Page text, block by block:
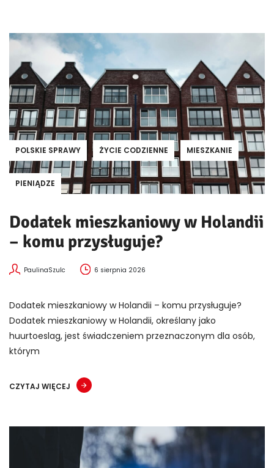
POLSKIE SPRAWY ŻYCIE CODZIENNE MIESZKANIE
PIENIĄDZE
Dodatek mieszkaniowy w Holandii
– komu przysługuje?
PaulinaSzulc 6 sierpnia 2026
Dodatek mieszkaniowy w Holandii – komu przysługuje?
Dodatek mieszkaniowy w Holandii, określany jako
huurtoeslag, jest świadczeniem przeznaczonym dla osób,
którym
CZYTAJ WIĘCEJ